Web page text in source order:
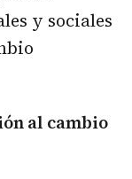
y sociales
al cambio